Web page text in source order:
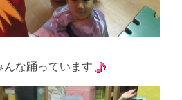
な踊っています